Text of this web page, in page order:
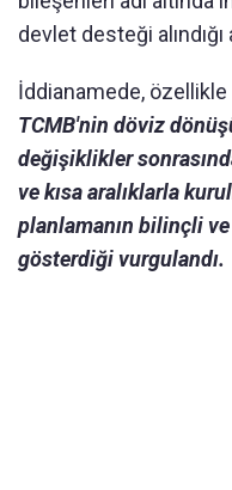
devlet desteği alındığı
İddianamede, özellikle
TCMB'nin döviz
değişiklikler
ve kısa aralıklarla
planlamanın bilinçli
gösterdiği vurgulandı.